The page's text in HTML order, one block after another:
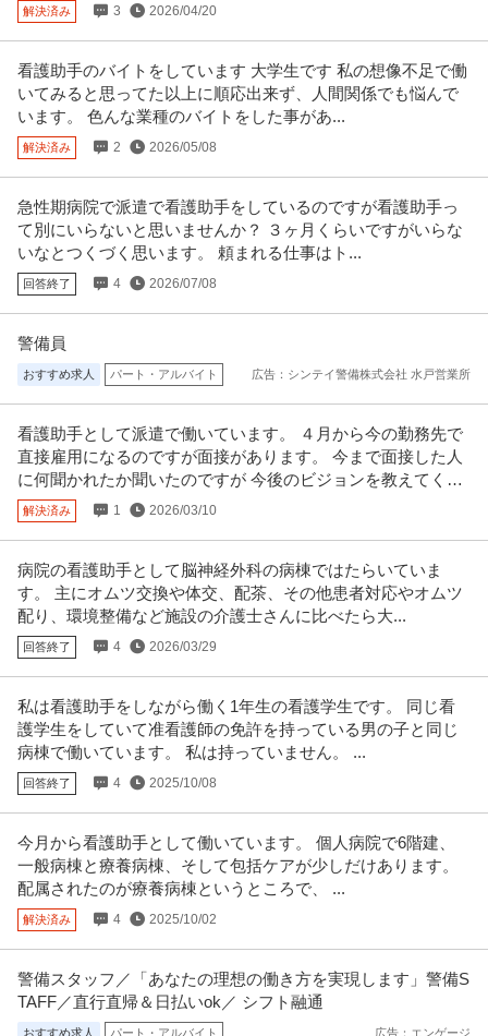
介護老人保健施設葵の園・練馬
月給27.5万円〜32.2万円
人物重視の採用を行う当施設では、 皆様が気持ちよく働ける環境づくりに全
力で取り組んでいます！ 幅広…続きを見る
解決済み 3 2026/04/20
看護助手のバイトをしています 大学生です 私の想像不足で働
いてみると思ってた以上に順応出来ず、人間関係でも悩んで
います。 色んな業種のバイトをした事があ...
解決済み 2 2026/05/08
急性期病院で派遣で看護助手をしているのですが看護助手っ
て別にいらないと思いませんか？ ３ヶ月くらいですがいらな
いなとつくづく思います。 頼まれる仕事はト...
回答終了 4 2026/07/08
警備員
おすすめ求人 パート・アルバイト 広告：シンテイ警備株式会社 水戸営業所
看護助手として派遣で働いています。 ４月から今の勤務先で
直接雇用になるのですが面接があります。 今まで面接した人
に何聞かれたか聞いたのですが 今後のビジョンを教えてくだ
さい。
解決済み 1 2026/03/10
病院の看護助手として脳神経外科の病棟ではたらいていま
す。 主にオムツ交換や体交、配茶、その他患者対応やオムツ
配り、環境整備など施設の介護士さんに比べたら大...
回答終了 4 2026/03/29
私は看護助手をしながら働く1年生の看護学生です。 同じ看
護学生をしていて准看護師の免許を持っている男の子と同じ
病棟で働いています。 私は持っていません。 ...
回答終了 4 2025/10/08
今月から看護助手として働いています。 個人病院で6階建、
一般病棟と療養病棟、そして包括ケアが少しだけあります。
配属されたのが療養病棟というところで、 ...
解決済み 4 2025/10/02
警備スタッフ／「あなたの理想の働き方を実現します」警備S
TAFF／直行直帰＆日払いok／ シフト融通
おすすめ求人 パート・アルバイト 広告：エンゲージ